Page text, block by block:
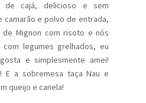
de cajá, delicioso e sem
camarão e polvo de entrada,
de Mignon com risoto e nós
legumes grelhados, eu
e simplesmente amei!
E a sobremesa taça Nau e
queijo e canela!